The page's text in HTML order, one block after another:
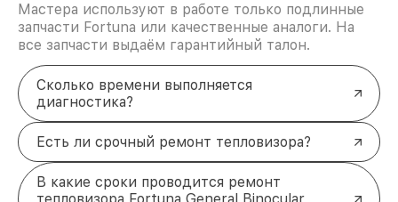
Мастера используют в работе только подлинные
запчасти Fortuna или качественные аналоги. На
все запчасти выдаём гарантийный талон.
Сколько времени выполняется
диагностика?
Есть ли срочный ремонт тепловизора?
В какие сроки проводится ремонт